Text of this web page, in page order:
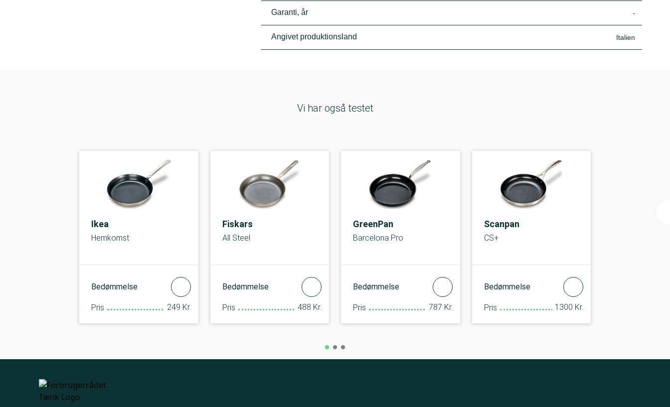
Garanti, år -
Angivet produktionsland Italien
Vi har også testet
Ikea
Hemkomst
Bedømmelse
Pris 249 Kr.
Fiskars
All Steel
Bedømmelse
Pris 488 Kr.
GreenPan
Barcelona Pro
Bedømmelse
Pris 787 Kr.
Scanpan
CS+
Bedømmelse
Pris 1300 Kr.